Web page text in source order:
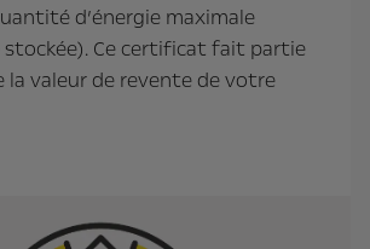
d’énergie maximale
Ce certificat fait partie
valeur de revente de votre